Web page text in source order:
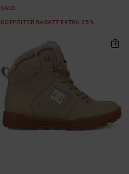
SALE
DOPPELTER RABATT EXTRA 25 %